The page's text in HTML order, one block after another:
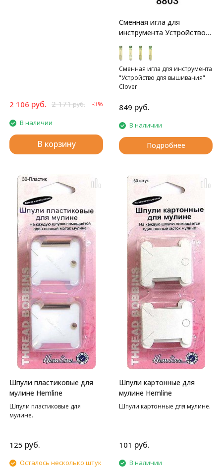
2 106 руб. 2 171руб. -3%
В наличии
В корзину
Сменная игла для
инструмента Устройство
Сменная игла для инструмента
"Устройство для вышивания"
Clover
849 руб.
В наличии
Подробнее
Шпули пластиковые для
мулине Hemline
Шпули пластиковые для
мулине.
125 руб.
Осталось несколько штук
Шпули картонные для
мулине Hemline
Шпули картонные для мулине.
101 руб.
В наличии